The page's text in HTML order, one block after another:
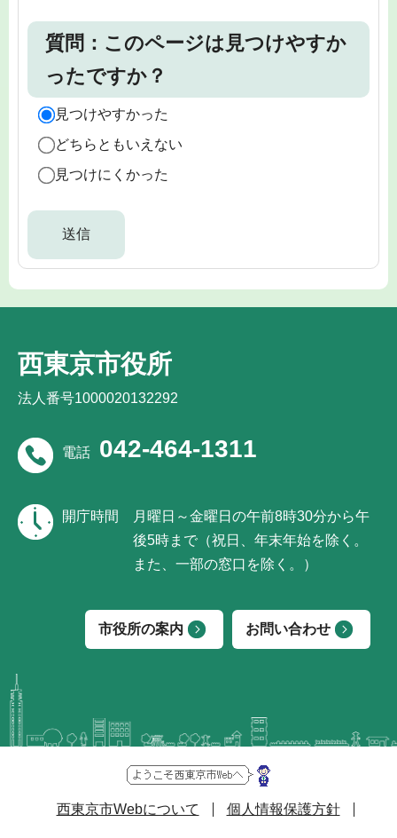
質問：このページは見つけやすか
ったですか？
見つけやすかった
どちらともいえない
見つけにくかった
西東京市役所
法人番号1000020132292
電話 042-464-1311
開庁時間
月曜日～金曜日の午前8時30分から午
後5時まで（祝日、年末年始を除く。
また、一部の窓口を除く。）
市役所の案内 お問い合わせ
西東京市Webについて 個人情報保護方針